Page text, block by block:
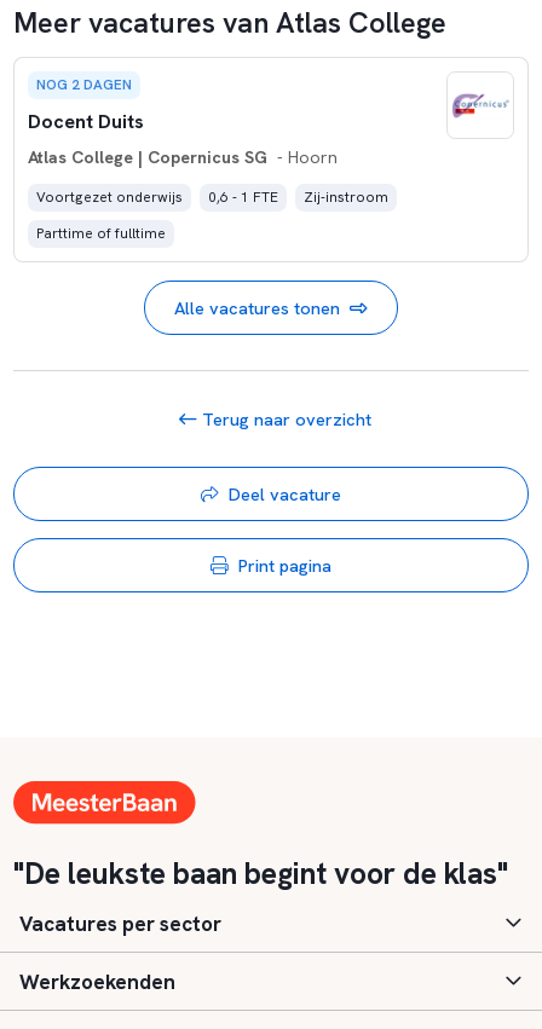
Meer vacatures van Atlas College
NOG 2 DAGEN
Docent Duits
Atlas College | Copernicus SG - Hoorn
Voortgezet onderwijs 0,6 - 1 FTE
Zij-instroom
Parttime of fulltime
Alle vacatures tonen
Terug naar overzicht
Deel vacature
Print pagina
"De leukste baan begint voor de klas"
Vacatures per sector
Basisonderwijs
Werkzoekenden